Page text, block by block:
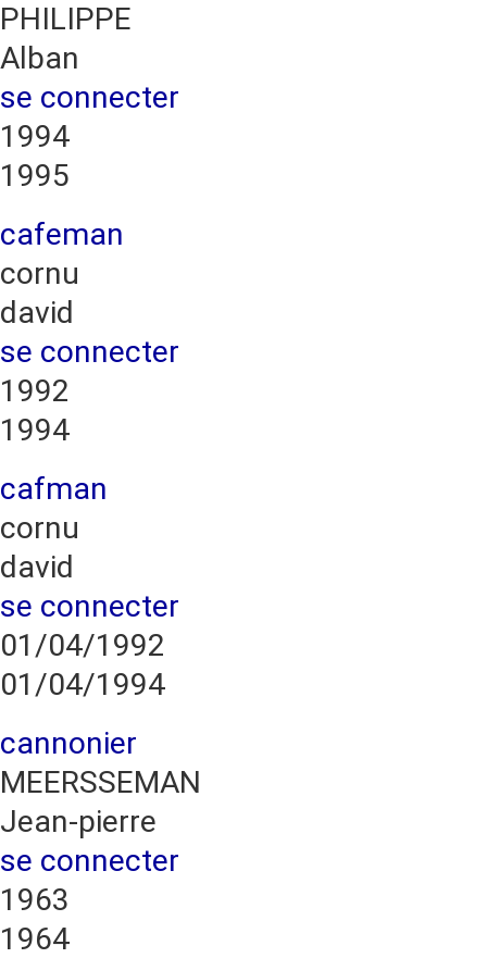
PHILIPPE
Alban
se connecter
1994
1995
cafeman
cornu
david
se connecter
1992
1994
cafman
cornu
david
se connecter
01/04/1992
01/04/1994
cannonier
MEERSSEMAN
Jean-pierre
se connecter
1963
1964